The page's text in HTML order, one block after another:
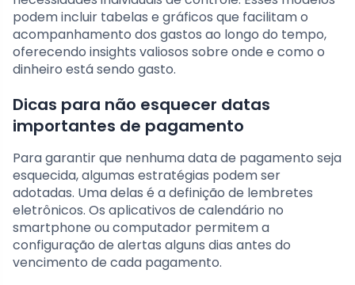
podem incluir tabelas e gráficos que facilitam o
acompanhamento dos gastos ao longo do tempo,
oferecendo insights valiosos sobre onde e como o
dinheiro está sendo gasto.
Dicas para não esquecer datas
importantes de pagamento
Para garantir que nenhuma data de pagamento seja
esquecida, algumas estratégias podem ser
adotadas. Uma delas é a definição de lembretes
eletrônicos. Os aplicativos de calendário no
smartphone ou computador permitem a
configuração de alertas alguns dias antes do
vencimento de cada pagamento.